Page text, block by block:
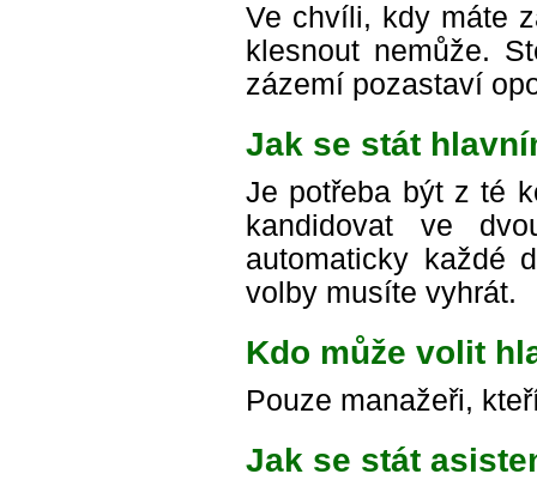
Ve chvíli, kdy máte
klesnout nemůže.
zázemí pozastaví
Jak se stát
Je potřeba být z té
kandidovat ve
automaticky každé
volby musíte vyhrát.
Kdo může volit
Pouze manažeři,
Jak se stát